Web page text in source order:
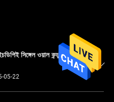
সিঙ্গেল ওয়াল কন্ডুইট মেকিং
05-22